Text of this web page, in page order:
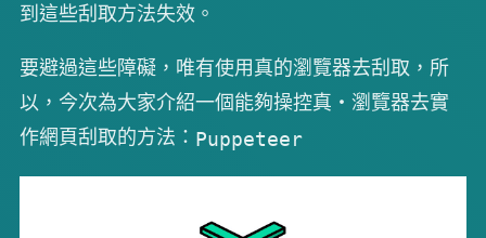
到這些刮取方法失效。
要避過這些障礙，唯有使用真的瀏覽器去刮取，所
以，今次為大家介紹一個能夠操控真・瀏覽器去實
作網頁刮取的方法： Puppeteer